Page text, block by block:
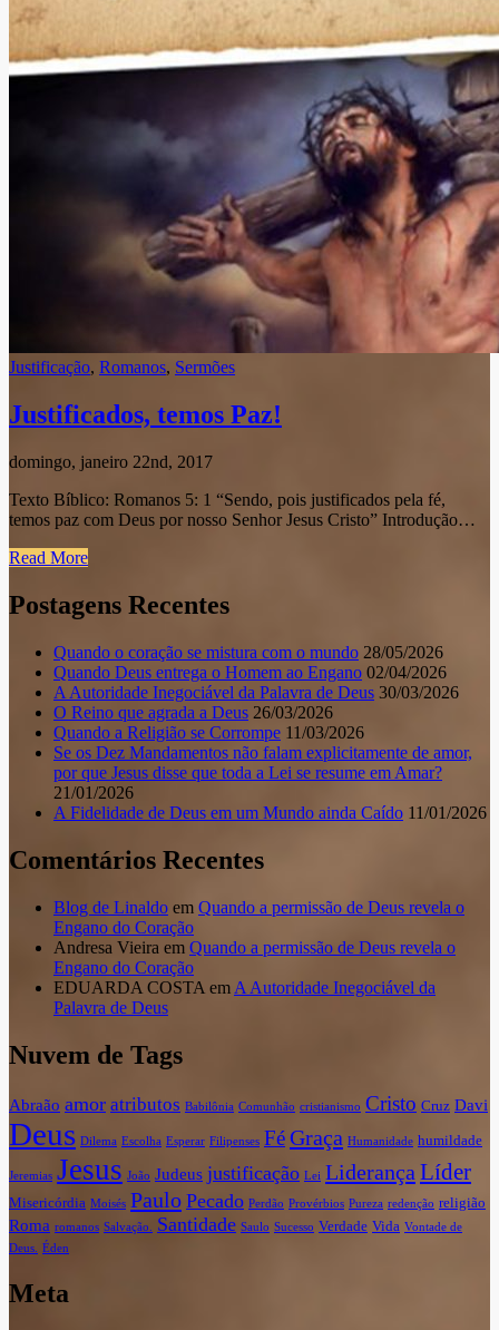
Justificação, Romanos, Sermões
Justificados, temos Paz!
domingo, janeiro 22nd, 2017
Texto Bíblico: Romanos 5: 1 “Sendo, pois justificados pela fé,
temos paz com Deus por nosso Senhor Jesus Cristo” Introdução…
Read More
Postagens Recentes
Quando o coração se mistura com o mundo 28/05/2026
Quando Deus entrega o Homem ao Engano 02/04/2026
A Autoridade Inegociável da Palavra de Deus 30/03/2026
O Reino que agrada a Deus 26/03/2026
Quando a Religião se Corrompe 11/03/2026
Se os Dez Mandamentos não falam explicitamente de amor,
por que Jesus disse que toda a Lei se resume em Amar?
21/01/2026
A Fidelidade de Deus em um Mundo ainda Caído 11/01/2026
Comentários Recentes
Blog de Linaldo em Quando a permissão de Deus revela o
Engano do Coração
Andresa Vieira em Quando a permissão de Deus revela o
Engano do Coração
EDUARDA COSTA em A Autoridade Inegociável da
Palavra de Deus
Nuvem de Tags
Abraão amor atributos Babilônia Comunhão cristianismo Cristo Cruz Davi
Deus Dilema Escolha Esperar Filipenses FéGraça Humanidade humildade
Jeremias Jesus João Judeus justificação Lei LiderançaLíder
Misericórdia Moisés Paulo Pecado Perdão Provérbios Pureza redenção religião
Roma romanos Salvação. Santidade Saulo Sucesso Verdade Vida Vontade de
Deus. Éden
Meta